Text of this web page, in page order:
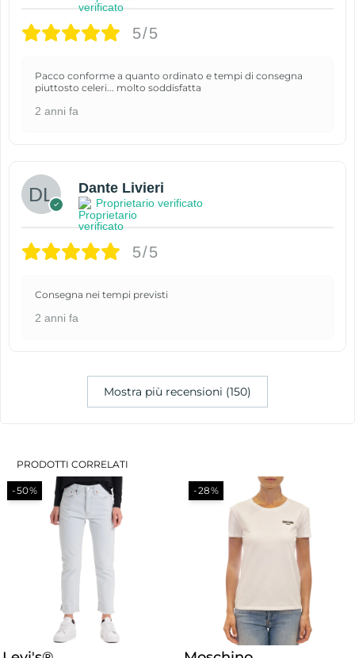
5/5
Pacco conforme a quanto ordinato e tempi di consegna
piuttosto celeri... molto soddisfatta
2 anni fa
Dante Livieri
Proprietario verificato
5/5
Consegna nei tempi previsti
2 anni fa
Mostra più recensioni (150)
PRODOTTI CORRELATI
-50% -28%